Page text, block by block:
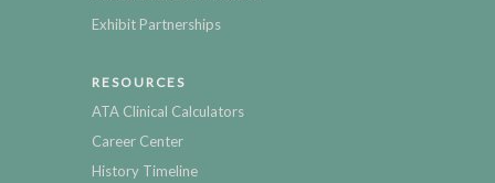
Exhibit Partnerships
RESOURCES
ATA Clinical Calculators
Career Center
History Timeline